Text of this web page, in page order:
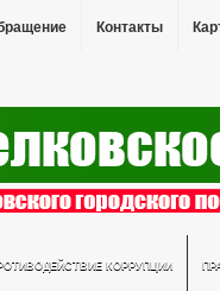
Контакты
КОРРУПЦИИ